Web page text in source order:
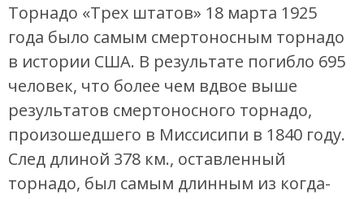
Торнадо «Трех штатов» 18 марта 1925
года было самым смертоносным торнадо
в истории США. В результате погибло 695
человек, что более чем вдвое выше
результатов смертоносного торнадо,
произошедшего в Миссисипи в 1840 году.
След длиной 378 км., оставленный
торнадо, был самым длинным из когда-